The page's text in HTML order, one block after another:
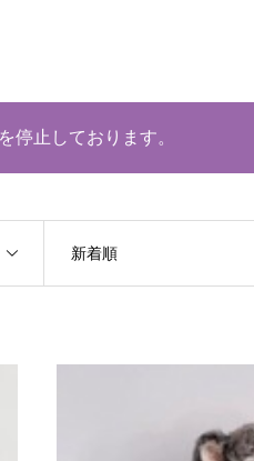
停止しております。
新着順